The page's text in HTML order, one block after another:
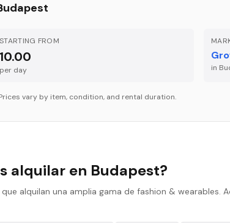
STARTING FROM
10.00
per day in
vary by item, condition, and rental duration.
alquilar en Budapest?
alquilan una amplia gama de fashion & wearables.